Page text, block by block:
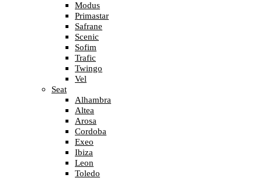
Modus
Primastar
Safrane
Scenic
Sofim
Trafic
Twingo
Vel
Seat
Alhambra
Altea
Arosa
Cordoba
Exeo
Ibiza
Leon
Toledo